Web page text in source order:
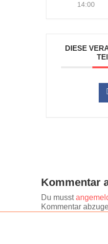
14:00
DIESE
Kommentar
Du musst
Kommentar